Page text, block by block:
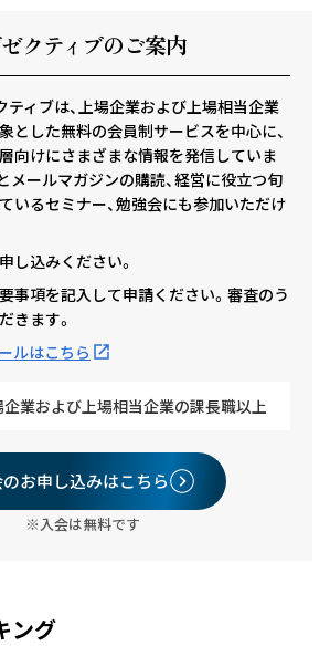
クティ ブのご案内
ティブは、上場企業および上場相当企業
とした無料の会員制サービスを中心に、
向けにさまざまな情報を発信していま
メールマガジンの購読、経営に役立つ旬
いるセミナー、勉強会にも参加いただけ
し込みください。
事項を記入して申請ください。審査のう
きます。
ルはこちら
企業および上場相当企業の課長職以上
お申し込みはこちら
※入会は無料です
ング